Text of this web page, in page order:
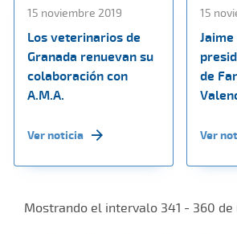
15 noviembre 2019
Los veterinarios de
Granada renuevan su
colaboración con
A.M.A.
Ver noticia
15
Jaime
de
Ver
Mostrando el intervalo 341 - 360